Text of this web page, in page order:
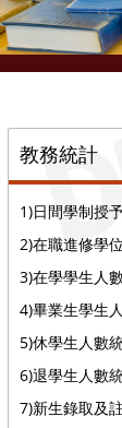
教務統計
1)日間學制授
2)在職進修學
3)在學學生人
4)畢業生學生
5)休學生人數
6)退學生人數
7)新生錄取及